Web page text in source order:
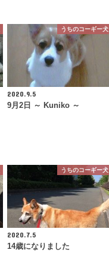
うちのコーギー犬
2020.9.5
9月2日 ～ Kuniko ～
うちのコーギー犬
2020.7.5
14歳になりました